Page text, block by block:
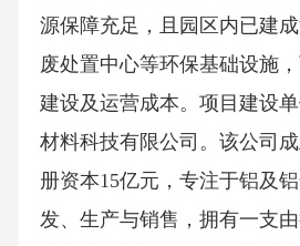
源保障充足，且园区内已建
废处置中心等环保基础设施
建设及运营成本。项目建设
材料科技有限公司。该公司
册资本15亿元，专注于铝及
发、生产与销售，拥有一支